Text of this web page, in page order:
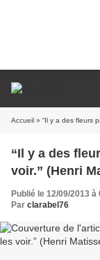
Accueil » “Il y a des fleurs
“Il y a des
voir.” (Henri
Publié le 12/09/2013 à
Par clarabel76